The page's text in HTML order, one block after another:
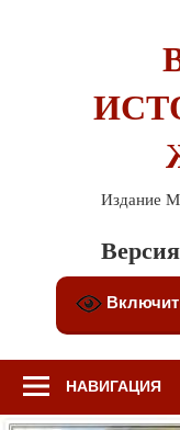
Издание
НАВИГАЦИЯ